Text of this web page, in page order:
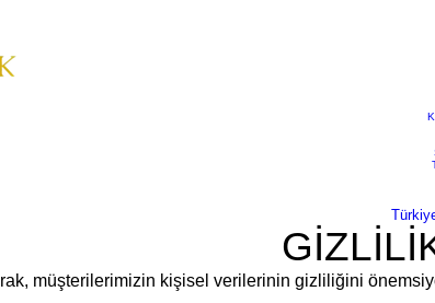
müşterilerimizin kişisel verilerinin gizliliğini